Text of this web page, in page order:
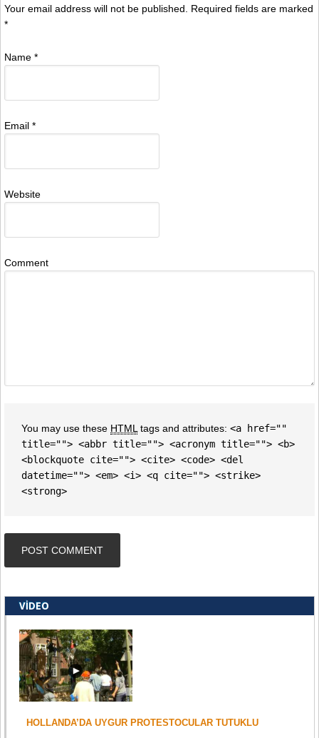
Your email address will not be published. Required fields are marked
*
Name *
Email *
Website
Comment
You may use these HTML tags and attributes: <a href=""
title=""> <abbr title=""> <acronym title=""> <b>
<blockquote cite=""> <cite> <code> <del
datetime=""> <em> <i> <q cite=""> <strike>
<strong>
VIDEO
HOLLANDA’DA UYGUR PROTESTOCULAR TUTUKLU